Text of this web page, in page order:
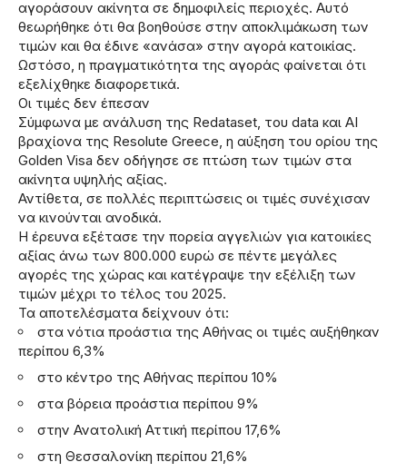
αγοράσουν ακίνητα σε δημοφιλείς περιοχές. Αυτό
θεωρήθηκε ότι θα βοηθούσε στην αποκλιμάκωση των
τιμών και θα έδινε «ανάσα» στην αγορά κατοικίας.
Ωστόσο, η πραγματικότητα της αγοράς φαίνεται ότι
εξελίχθηκε διαφορετικά.
Οι τιμές δεν έπεσαν
Σύμφωνα με ανάλυση της Redataset, του data και AI
βραχίονα της Resolute Greece, η αύξηση του ορίου της
Golden Visa δεν οδήγησε σε πτώση των τιμών στα
ακίνητα υψηλής αξίας.
Αντίθετα, σε πολλές περιπτώσεις οι τιμές συνέχισαν
να κινούνται ανοδικά.
Η έρευνα εξέτασε την πορεία αγγελιών για κατοικίες
αξίας άνω των 800.000 ευρώ σε πέντε μεγάλες
αγορές της χώρας και κατέγραψε την εξέλιξη των
τιμών μέχρι το τέλος του 2025.
Τα αποτελέσματα δείχνουν ότι:
στα νότια προάστια της Αθήνας οι τιμές αυξήθηκαν
περίπου 6,3%
στο κέντρο της Αθήνας περίπου 10%
στα βόρεια προάστια περίπου 9%
στην Ανατολική Αττική περίπου 17,6%
στη Θεσσαλονίκη περίπου 21,6%